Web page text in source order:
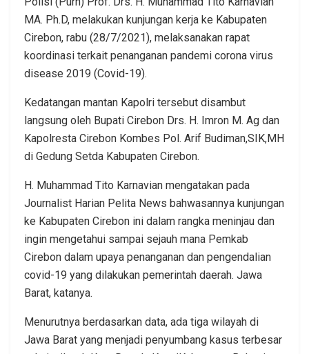
MA. Ph.D, melakukan kunjungan kerja ke Kabupaten
Cirebon, rabu (28/7/2021), melaksanakan rapat
koordinasi terkait penanganan pandemi corona virus
disease 2019 (Covid-19).
Kedatangan mantan Kapolri tersebut disambut
langsung oleh Bupati Cirebon Drs. H. Imron M. Ag dan
Kapolresta Cirebon Kombes Pol. Arif Budiman,SIK,MH
di Gedung Setda Kabupaten Cirebon.
H. Muhammad Tito Karnavian mengatakan pada
Journalist Harian Pelita News bahwasannya kunjungan
ke Kabupaten Cirebon ini dalam rangka meninjau dan
ingin mengetahui sampai sejauh mana Pemkab
Cirebon dalam upaya penanganan dan pengendalian
covid-19 yang dilakukan pemerintah daerah. Jawa
Barat, katanya.
Menurutnya berdasarkan data, ada tiga wilayah di
Jawa Barat yang menjadi penyumbang kasus terbesar